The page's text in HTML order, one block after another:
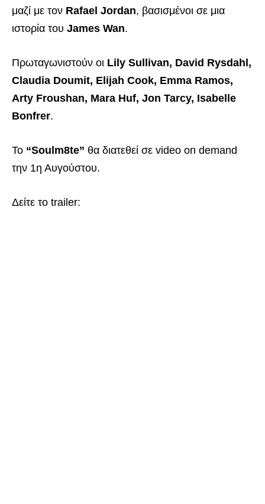
μαζί με τον Rafael Jordan, βασισμένοι σε μια
ιστορία του James Wan.
Πρωταγωνιστούν οι Lily Sullivan, David Rysdahl,
Claudia Doumit, Elijah Cook, Emma Ramos,
Arty Froushan, Mara Huf, Jon Tarcy, Isabelle
Bonfrer.
Το “Soulm8te” θα διατεθεί σε video on demand
την 1η Αυγούστου.
Δείτε το trailer: